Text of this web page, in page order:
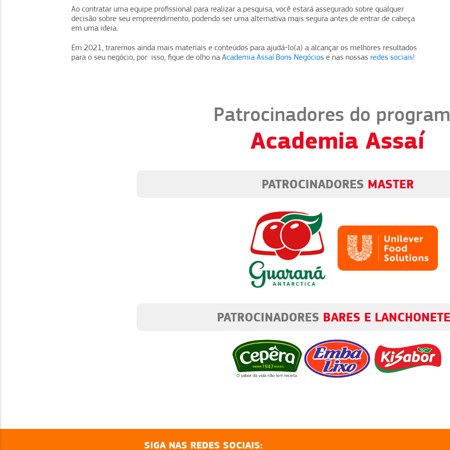
Ao contratar uma equipe profissional para realizar a pesquisa, você estará assegurado sobre qualquer
decisão sobre seu empreendimento, podendo ser uma alternativa mais segura antes de entrar de cabeça
em uma ideia.
Em 2021, traremos ainda mais materiais e conteúdos para ajudá-lo(a) a alcançar os melhores resultados
para o seu negócio, por isso, fique de olho na Academia Assaí Bons Negócios e nas nossas redes sociais!
Patrocinadores do
Academia Assaí
PATROCINADORES MASTER
PATROCINADORES
SIGA NAS REDES SOCIAIS: